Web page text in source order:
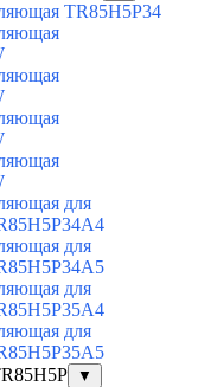
TR85H5P34
для
для
для
для
▼